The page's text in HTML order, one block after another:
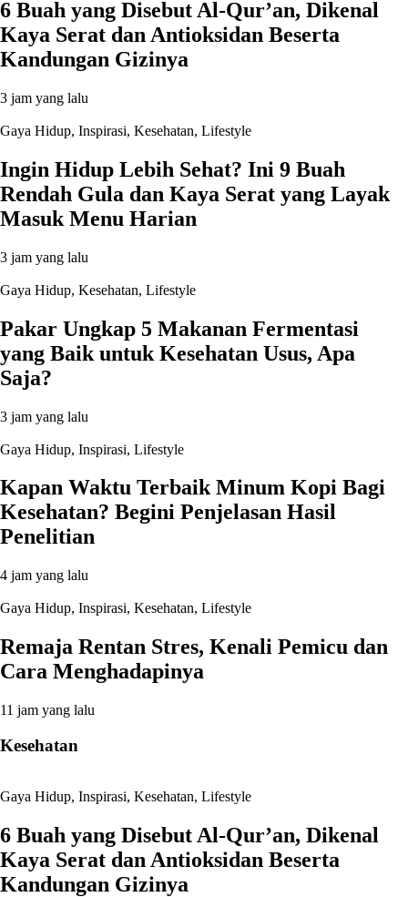
6 Buah yang Disebut Al-Qur’an, Dikenal
Kaya Serat dan Antioksidan Beserta
Kandungan Gizinya
3 jam yang lalu
Gaya Hidup, Inspirasi, Kesehatan, Lifestyle
Ingin Hidup Lebih Sehat? Ini 9 Buah
Rendah Gula dan Kaya Serat yang Layak
Masuk Menu Harian
3 jam yang lalu
Gaya Hidup, Kesehatan, Lifestyle
Pakar Ungkap 5 Makanan Fermentasi
yang Baik untuk Kesehatan Usus, Apa
Saja?
3 jam yang lalu
Gaya Hidup, Inspirasi, Lifestyle
Kapan Waktu Terbaik Minum Kopi Bagi
Kesehatan? Begini Penjelasan Hasil
Penelitian
4 jam yang lalu
Gaya Hidup, Inspirasi, Kesehatan, Lifestyle
Remaja Rentan Stres, Kenali Pemicu dan
Cara Menghadapinya
11 jam yang lalu
Kesehatan
Gaya Hidup, Inspirasi, Kesehatan, Lifestyle
6 Buah yang Disebut Al-Qur’an, Dikenal
Kaya Serat dan Antioksidan Beserta
Kandungan Gizinya